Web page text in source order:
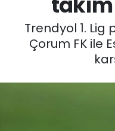
Trendyol 1.
Çorum FK ile
SİYASET
EĞİTİM
Tüm Manşetler
Son Dakika